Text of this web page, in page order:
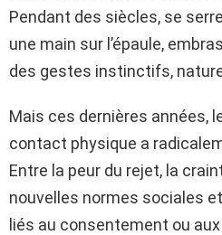
Pendant des siècles, se
une main sur l’épaule,
des gestes instinctifs,
Mais ces dernières années,
contact physique a
Entre la peur du rejet, la
nouvelles normes sociales
liés au consentement ou